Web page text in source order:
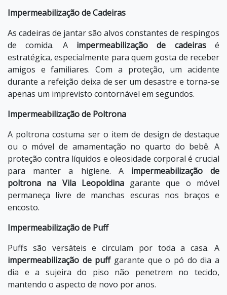
Impermeabilização de Cadeiras
As cadeiras de jantar são alvos constantes de respingos
de comida. A impermeabilização de cadeirasé
estratégica, especialmente para quem gosta de receber
amigos e familiares. Com a proteção, um acidente
durante a refeição deixa de ser um desastre e torna-se
apenas um imprevisto contornável em segundos.
Impermeabilização de Poltrona
A poltrona costuma ser o item de design de destaque
ou o móvel de amamentação no quarto do bebê. A
proteção contra líquidos e oleosidade corporal é crucial
para manter a higiene. A impermeabilização de
poltrona na Vila Leopoldinagarante que o móvel
permaneça livre de manchas escuras nos braços e
encosto.
Impermeabilização de Puff
Puffs são versáteis e circulam por toda a casa. A
impermeabilização de puffgarante que o pó do dia a
dia e a sujeira do piso não penetrem no tecido,
mantendo o aspecto de novo por anos.